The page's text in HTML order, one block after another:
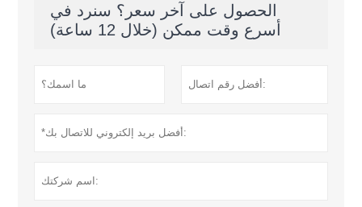
الحصول على آخر سعر؟ سنرد في
أسرع وقت ممكن (خلال 12 ساعة)